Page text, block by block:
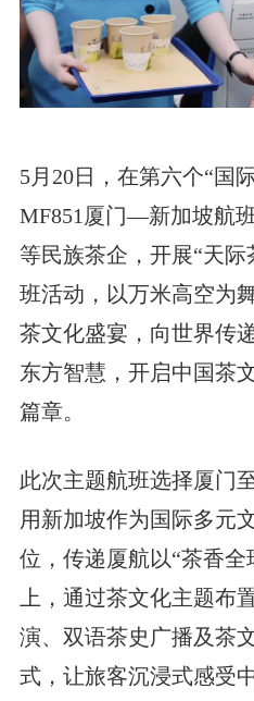
5月20日，在第六个“国
MF851厦门—新加坡航
等民族茶企，开展“天
班活动，以万米高空为
茶文化盛宴，向世界传
东方智慧，开启中国茶
篇章。
此次主题航班选择厦门
用新加坡作为国际多元
位，传递厦航以“茶香
上，通过茶文化主题布
演、双语茶史广播及茶
式，让旅客沉浸式感受